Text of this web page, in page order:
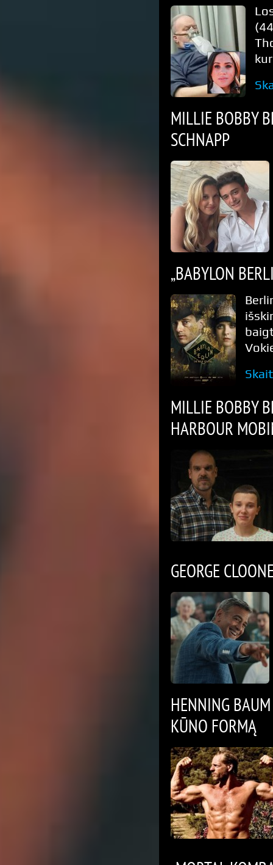
MILLIE BOBBY
SCHNAPP
„BABYLON
MILLIE BOBBY
HARBOUR
GEORGE
HENNING
KŪNO FORMĄ